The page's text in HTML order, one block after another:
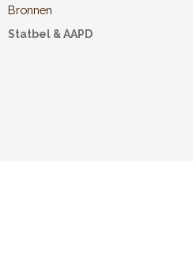
Bronnen
Statbel & AAPD